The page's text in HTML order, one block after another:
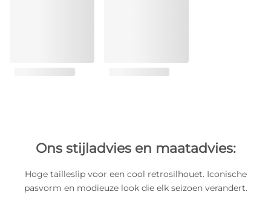
Ons stijladvies en maatadvies:
Hoge tailleslip voor een cool retrosilhouet. Iconische
pasvorm en modieuze look die elk seizoen verandert.